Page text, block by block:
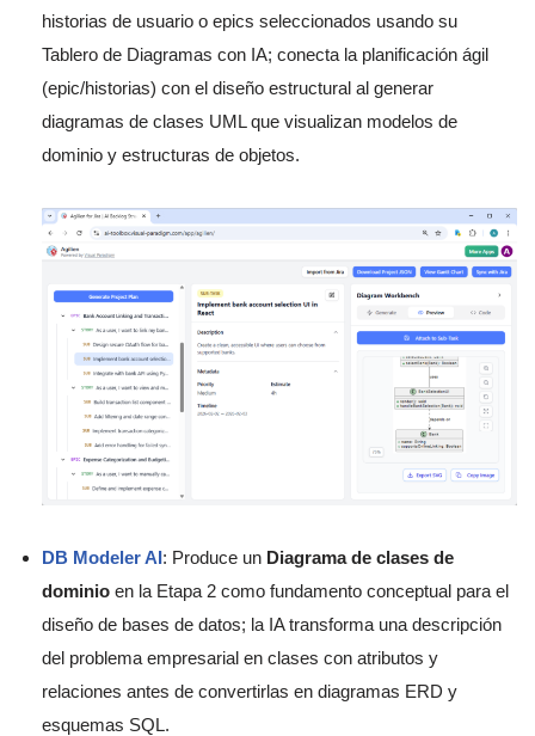
historias de usuario o epics seleccionados usando su
Tablero de Diagramas con IA; conecta la planificación ágil
(epic/historias) con el diseño estructural al generar
diagramas de clases UML que visualizan modelos de
dominio y estructuras de objetos.
DB Modeler AI: Produce un Diagrama de clases de
dominio en la Etapa 2 como fundamento conceptual para el
diseño de bases de datos; la IA transforma una descripción
del problema empresarial en clases con atributos y
relaciones antes de convertirlas en diagramas ERD y
esquemas SQL.